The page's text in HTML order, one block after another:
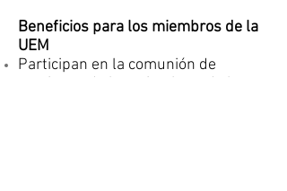
Beneficios para los miembros de la
UEM
Participan en la comunión de